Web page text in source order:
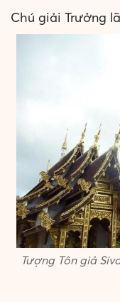
Chú giải Trưởng
Tượng Tôn giả